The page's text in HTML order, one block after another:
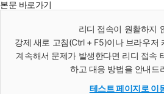
본문 바로가기
리디 접속이 원활하지
강제 새로 고침(Ctrl + F5)이나 브라우저
계속해서 문제가 발생한다면 리디 접속
하고 대응 방법을 안내드
테스트 페이지로 이